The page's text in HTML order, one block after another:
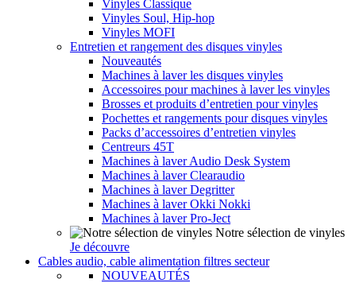
Vinyles Classique
Vinyles Soul, Hip-hop
Vinyles MOFI
Entretien et rangement des disques vinyles
Nouveautés
Machines à laver les disques vinyles
Accessoires pour machines à laver les vinyles
Brosses et produits d’entretien pour vinyles
Pochettes et rangements pour disques vinyles
Packs d’accessoires d’entretien vinyles
Centreurs 45T
Machines à laver Audio Desk System
Machines à laver Clearaudio
Machines à laver Degritter
Machines à laver Okki Nokki
Machines à laver Pro-Ject
Notre sélection de vinyles
Je découvre
Cables audio, cable alimentation filtres secteur
NOUVEAUTÉS